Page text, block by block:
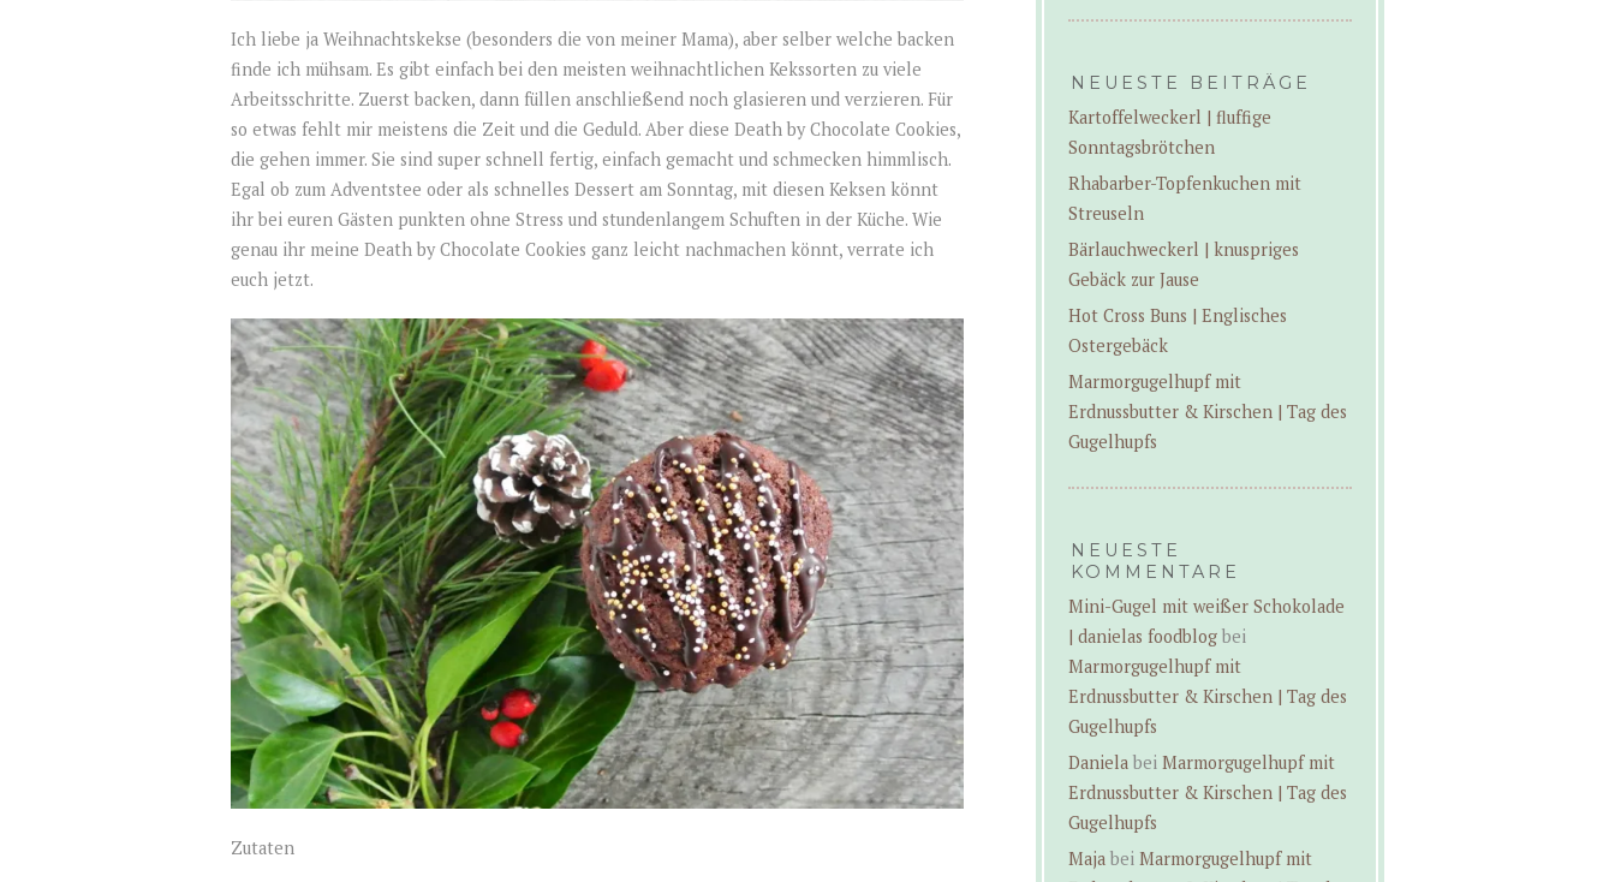
Ich liebe ja Weihnachtskekse (besonders die von meiner Mama), aber selber welche backen
finde ich mühsam. Es gibt einfach bei den meisten weihnachtlichen Kekssorten zu viele
Arbeitsschritte. Zuerst backen, dann füllen anschließend noch glasieren und verzieren. Für
so etwas fehlt mir meistens die Zeit und die Geduld. Aber diese Death by Chocolate Cookies,
die gehen immer. Sie sind super schnell fertig, einfach gemacht und schmecken himmlisch.
Egal ob zum Adventstee oder als schnelles Dessert am Sonntag, mit diesen Keksen könnt
ihr bei euren Gästen punkten ohne Stress und stundenlangem Schuften in der Küche. Wie
genau ihr meine Death by Chocolate Cookies ganz leicht nachmachen könnt, verrate ich
euch jetzt.
Zutaten
NEUESTE BEITRÄGE
Kartoffelweckerl | fluffige
Sonntagsbrötchen
Rhabarber-Topfenkuchen mit
Streuseln
Bärlauchweckerl | knuspriges
Gebäck zur Jause
Hot Cross Buns | Englisches
Ostergebäck
Marmorgugelhupf mit
Erdnussbutter & Kirschen | Tag des
Gugelhupfs
NEUESTE
KOMMENTARE
Mini-Gugel mit weißer Schokolade
| danielas foodblog bei
Marmorgugelhupf mit
Erdnussbutter & Kirschen | Tag des
Gugelhupfs
Daniela bei Marmorgugelhupf mit
Erdnussbutter & Kirschen | Tag des
Gugelhupfs
Maja bei Marmorgugelhupf mit